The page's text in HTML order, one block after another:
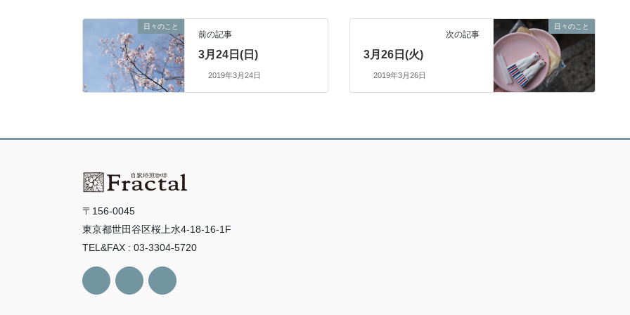
日々のこと
前の記事
3月24日(日)
2019年3月24日
日々のこと
次の記事
3月26日(火)
2019年3月26日
〒156-0045
東京都世田谷区桜上水4-18-16-1F
TEL&FAX : 03-3304-5720